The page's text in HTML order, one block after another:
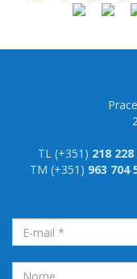
TL (+351) 218 228
TM (+351) 963 704